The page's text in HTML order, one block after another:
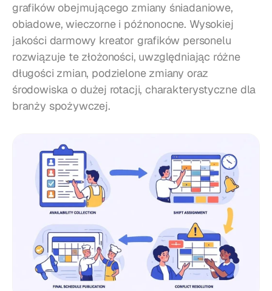
grafików obejmującego zmiany śniadaniowe,
obiadowe, wieczorne i późnonocne. Wysokiej
jakości darmowy kreator grafików personelu
rozwiązuje te złożoności, uwzględniając różne
długości zmian, podzielone zmiany oraz
środowiska o dużej rotacji, charakterystyczne dla
branży spożywczej.